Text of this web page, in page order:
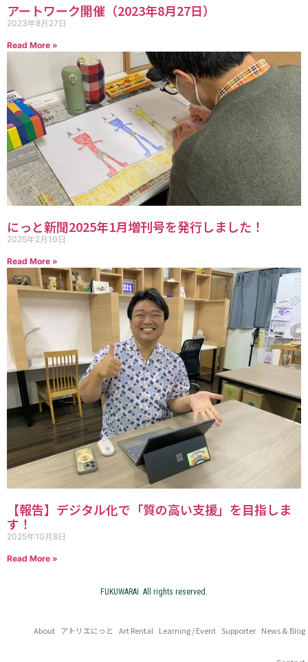
アートワーク開催（2023年8月27日）
2023年8月27日
Read More »
にっと新聞2025年1月増刊号を発行しました！
2025年2月10日
Read More »
【報告】デジタル化で「質の高い支援」を目指しま
す！
2025年10月8日
Read More »
FUKUWARAI. All rights reserved.
About アトリエにっと Art Rental Learning / Event Supporter News & Blog